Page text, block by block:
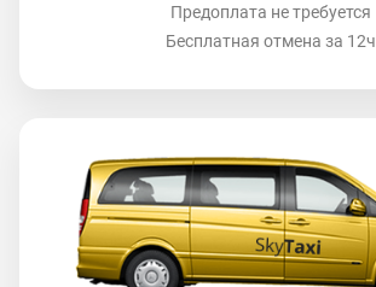
Предоплата не требуется
Бесплатная отмена за 12ч